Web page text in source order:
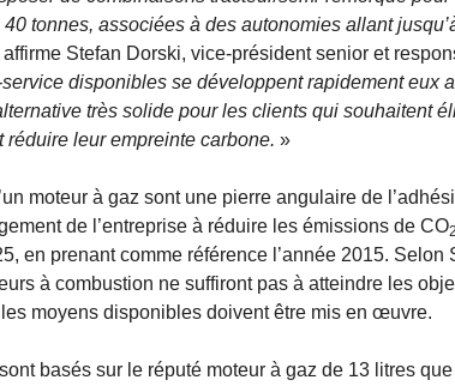
tonnes, associées à des autonomies allant
affirme Stefan Dorski, vice-président senior et
disponibles se développent rapidement eux
très solide pour les clients qui souhaitent
leur empreinte carbone. »
moteur à gaz sont une pierre angulaire de
de l’entreprise à réduire les émissions de CO2
en prenant comme référence l’année 2015.
à combustion ne suffiront pas à atteindre les
les moyens disponibles doivent être mis en œuvre.
basés sur le réputé moteur à gaz de 13 litres